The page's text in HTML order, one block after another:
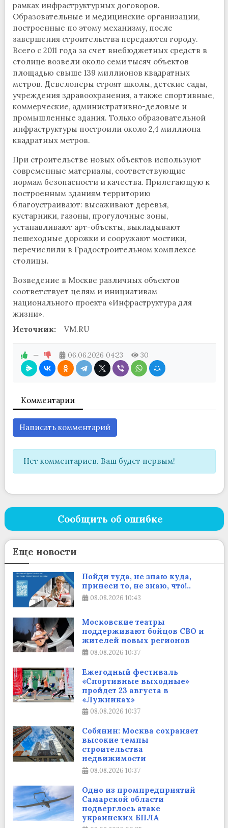
рамках инфраструктурных договоров.
Образовательные и медицинские организации,
построенные по этому механизму, после
завершения строительства передаются городу.
Всего с 2011 года за счет внебюджетных средств в
столице возвели около семи тысяч объектов
площадью свыше 139 миллионов квадратных
метров. Девелоперы строят школы, детские сады,
учреждения здравоохранения, а также спортивные,
коммерческие, административно-деловые и
промышленные здания. Только образовательной
инфраструктуры построили около 2,4 миллиона
квадратных метров.
При строительстве новых объектов используют
современные материалы, соответствующие
нормам безопасности и качества. Прилегающую к
построенным зданиям территорию
благоустраивают: высаживают деревья,
кустарники, газоны, прогулочные зоны,
устанавливают арт-объекты, выкладывают
пешеходные дорожки и сооружают мостики,
перечислили в Градостроительном комплексе
столицы.
Возведение в Москве различных объектов
соответствует целям и инициативам
национального проекта «Инфраструктура для
жизни».
Источник:
VM.RU
— 06.06.2026 04:23 30
Комментарии
Написать комментарий
Нет комментариев. Ваш будет первым!
Сообщить об ошибке
Еще новости
Пойди туда, не знаю куда,
принеси то, не знаю, что!..
08.08.2026 10:43
Московские театры
поддерживают бойцов СВО и
жителей новых регионов
08.08.2026 10:37
Ежегодный фестиваль
«Спортивные выходные»
пройдет 23 августа в
«Лужниках»
08.08.2026 10:37
Собянин: Москва сохраняет
высокие темпы
строительства
недвижимости
08.08.2026 10:37
Одно из промпредприятий
Самарской области
подверглось атаке
украинских БПЛА